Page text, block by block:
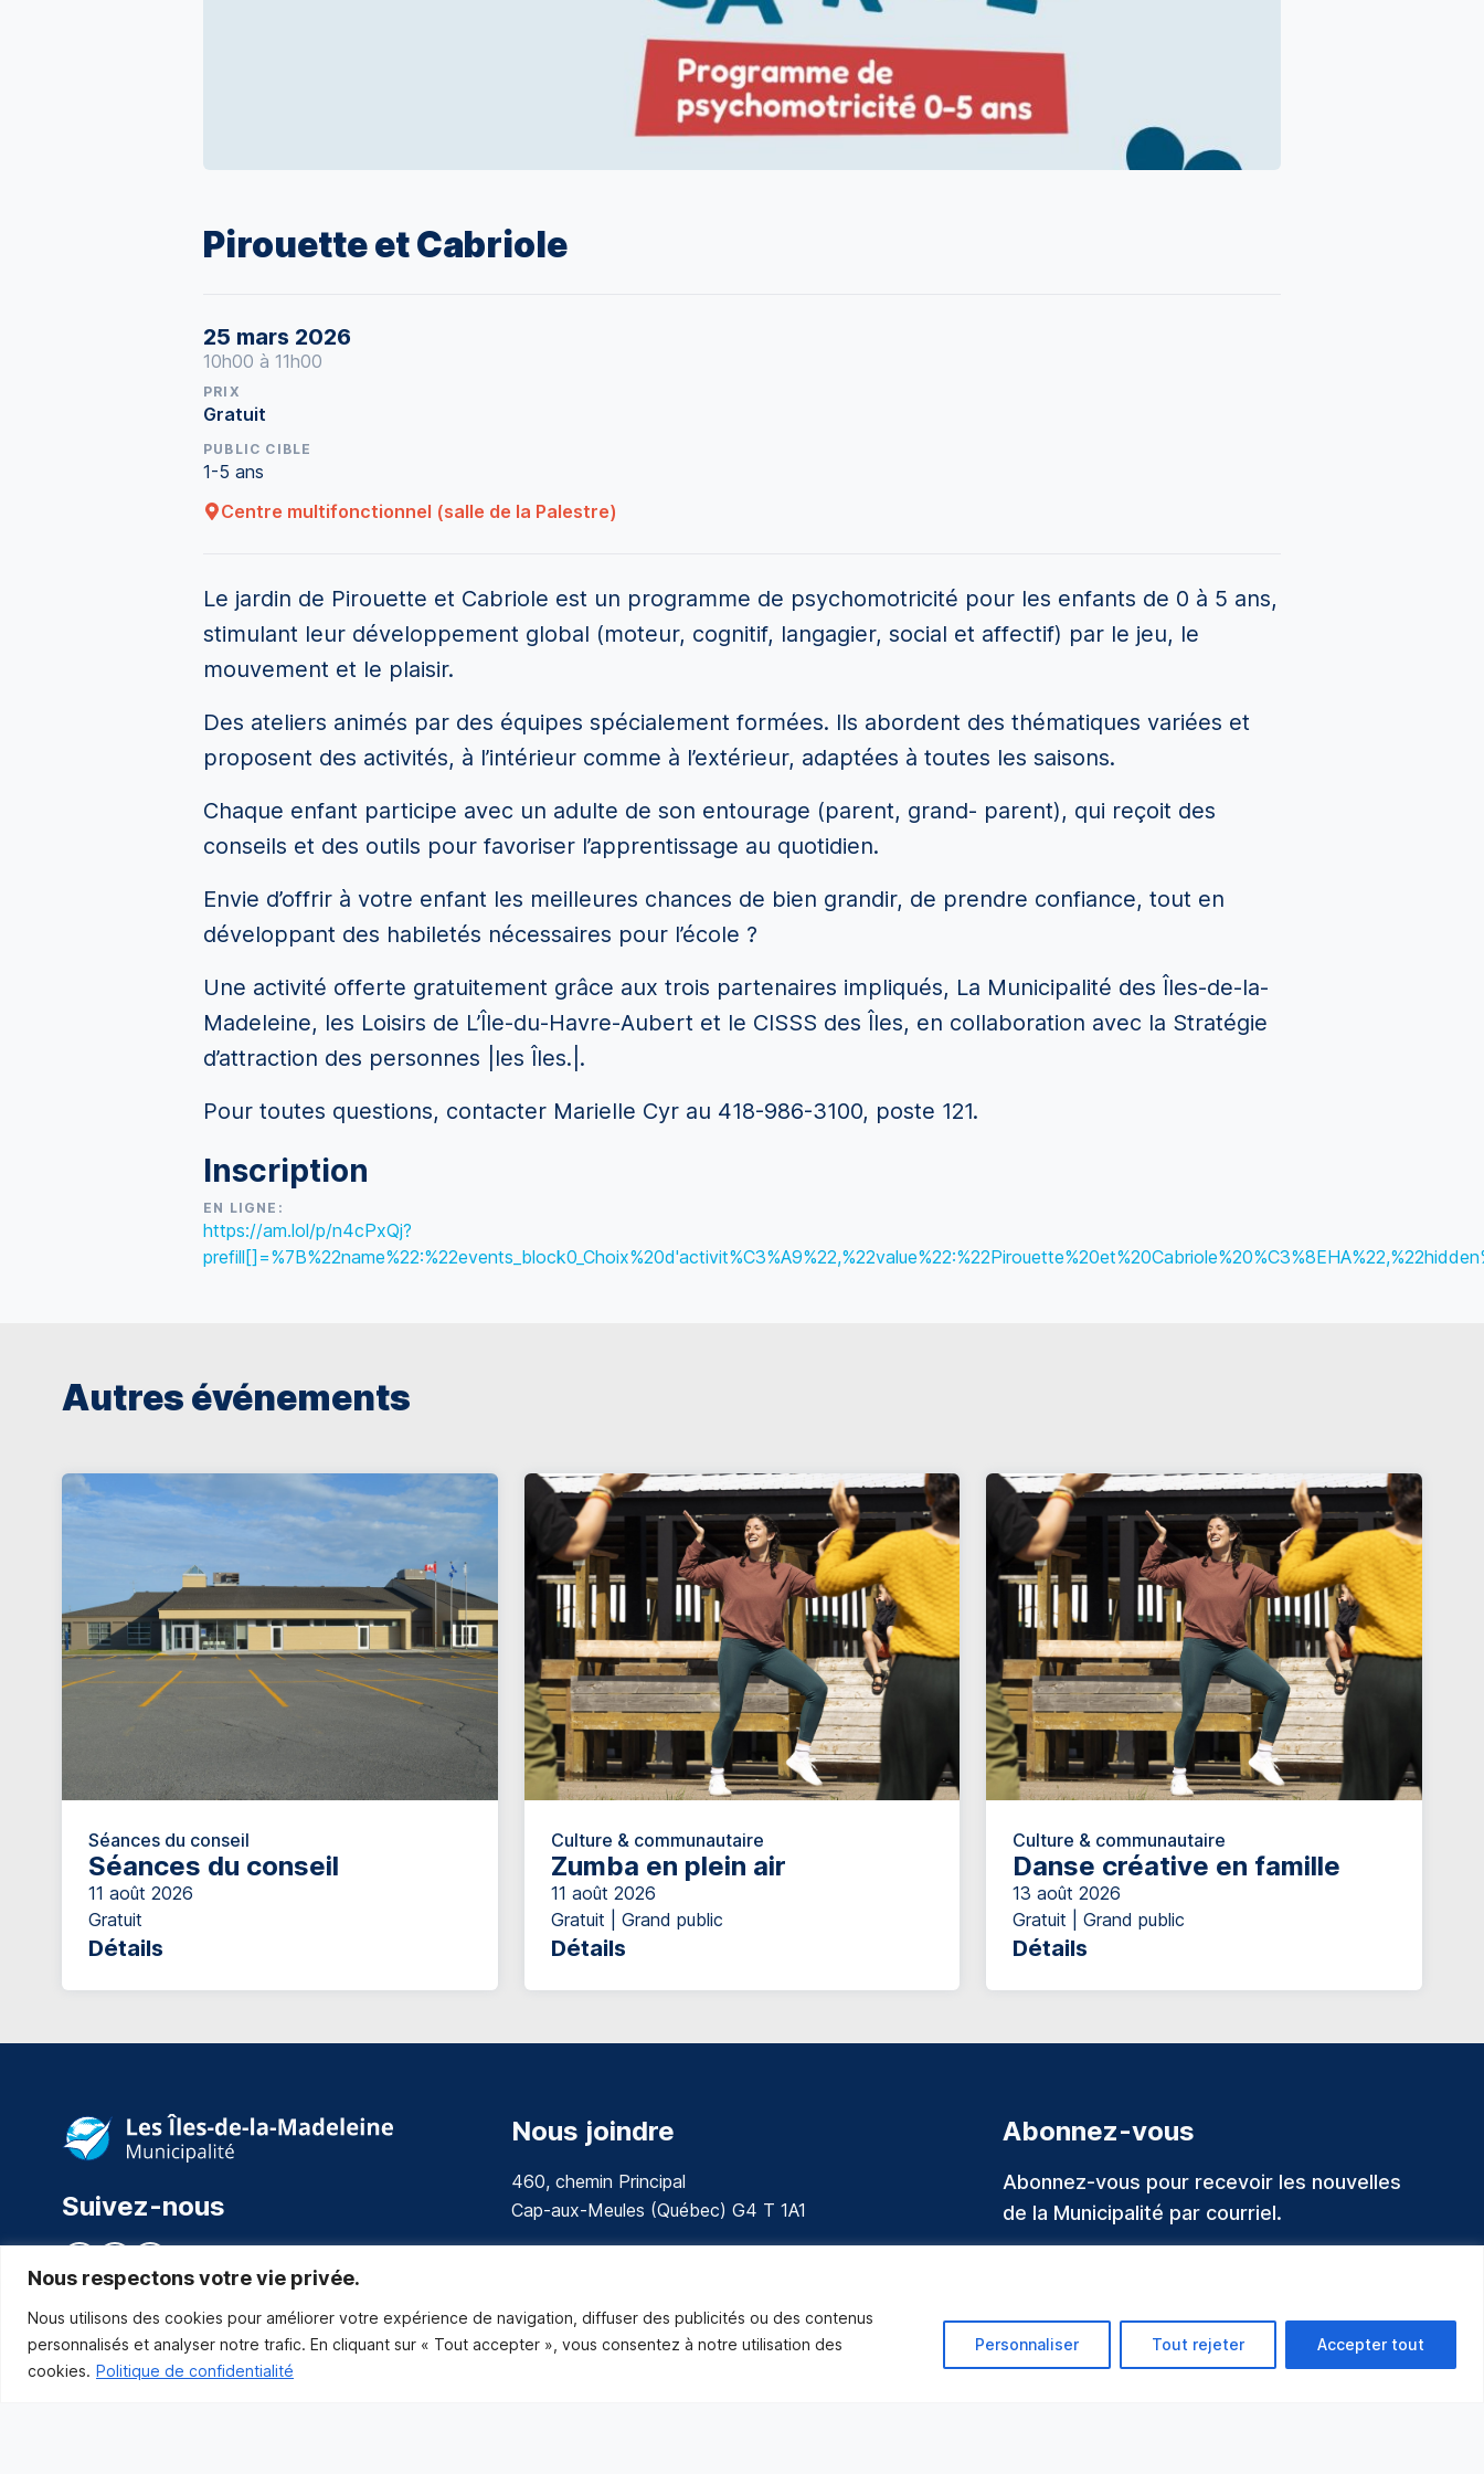
Nous respectons votre vie privée.
Nous utilisons des cookies pour améliorer votre expérience de navigation, diffuser des publicités ou des contenus
personnalisés et analyser notre trafic. En cliquant sur « Tout accepter », vous consentez à notre utilisation des
cookies. Politique de confidentialité
Personnaliser Tout rejeter Accepter tout
Pirouette et Cabriole
25 mars 2026
10h00 à 11h00
PRIX
Gratuit
PUBLIC CIBLE
1-5 ans
Centre multifonctionnel (salle de la Palestre)
Le jardin de Pirouette et Cabriole est un programme de psychomotricité pour les enfants de 0 à 5 ans,
stimulant leur développement global (moteur, cognitif, langagier, social et affectif) par le jeu, le
mouvement et le plaisir.
Des ateliers animés par des équipes spécialement formées. Ils abordent des thématiques variées et
proposent des activités, à l’intérieur comme à l’extérieur, adaptées à toutes les saisons.
Chaque enfant participe avec un adulte de son entourage (parent, grand- parent), qui reçoit des
conseils et des outils pour favoriser l’apprentissage au quotidien.
Envie d’offrir à votre enfant les meilleures chances de bien grandir, de prendre confiance, tout en
développant des habiletés nécessaires pour l’école ?
Une activité offerte gratuitement grâce aux trois partenaires impliqués, La Municipalité des Îles-de-la-
Madeleine, les Loisirs de L’Île-du-Havre-Aubert et le CISSS des Îles, en collaboration avec la Stratégie
d’attraction des personnes |les Îles.|.
Pour toutes questions, contacter Marielle Cyr au 418-986-3100, poste 121.
Inscription
EN LIGNE:
https://am.lol/p/n4cPxQj?
Autres événements
Séances du conseil
Séances du conseil
11 août 2026
Gratuit
Détails
Culture & communautaire
Zumba en plein air
11 août 2026
Gratuit | Grand public
Détails
Culture & communautaire
Danse créative en famille
13 août 2026
Gratuit | Grand public
Détails
Suivez-nous
Nous joindre
460, chemin Principal
Cap-aux-Meules (Québec) G4 T 1A1
Composez le 1 en tout temps pour toutes urgences.
Abonnez-vous
Abonnez-vous pour recevoir les nouvelles
de la Municipalité par courriel.